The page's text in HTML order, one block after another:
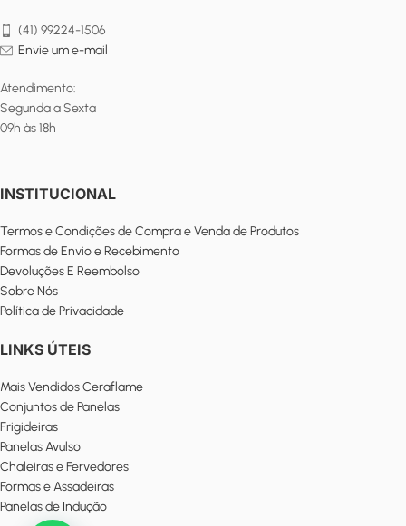
(41) 99224-1506
Envie um e-mail
Atendimento:
Segunda a Sexta
09h às 18h
INSTITUCIONAL
Termos e Condições de Compra e Venda de Produtos
Formas de Envio e Recebimento
Devoluções E Reembolso
Sobre Nós
Política de Privacidade
LINKS ÚTEIS
Mais Vendidos Ceraflame
Conjuntos de Panelas
Frigideiras
Panelas Avulso
Chaleiras e Fervedores
Formas e Assadeiras
Panelas de Indução